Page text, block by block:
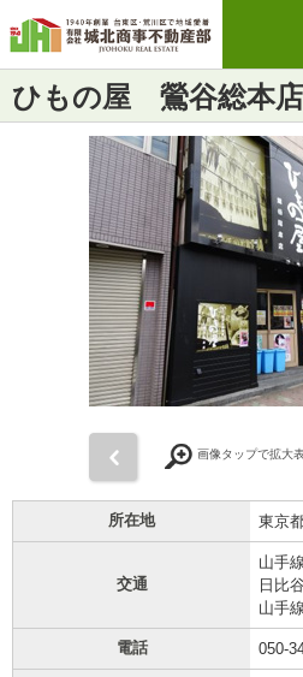
ひもの屋 鶯谷総本店
画像タップで拡大
所在地 東京
交通
山手
日比
山手
電話 050-